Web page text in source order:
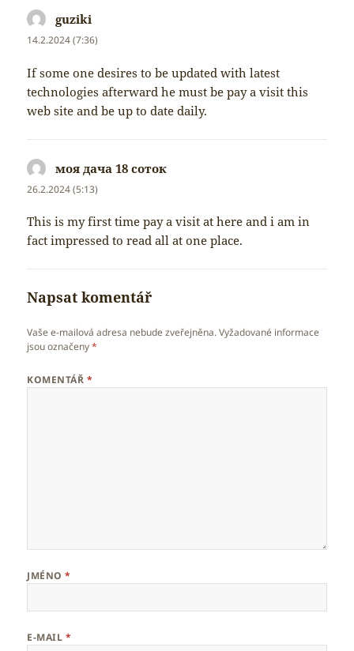
guziki
14.2.2024 (7:36)
If some one desires to be updated with latest
technologies afterward he must be pay a visit this
web site and be up to date daily.
моя дача 18 соток
26.2.2024 (5:13)
This is my first time pay a visit at here and i am in
fact impressed to read all at one place.
Napsat komentář
Vaše e-mailová adresa nebude zveřejněna. Vyžadované informace
jsou označeny*
KOMENTÁŘ *
JMÉNO*
E-MAIL *